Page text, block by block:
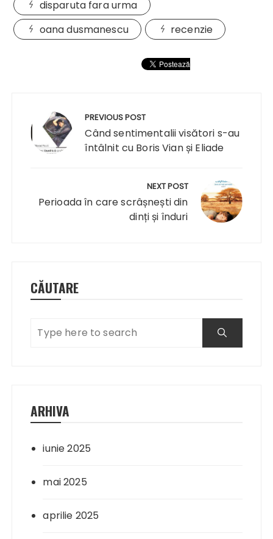
disparuta fara urma
oana dusmanescu
recenzie
articole
PREVIOUS POST
Când sentimentalii visători s-au
întâlnit cu Boris Vian și Eliade
NEXT POST
Perioada în care scrâșnești din
dinți și înduri
CĂUTARE
ARHIVA
iunie 2025
mai 2025
aprilie 2025